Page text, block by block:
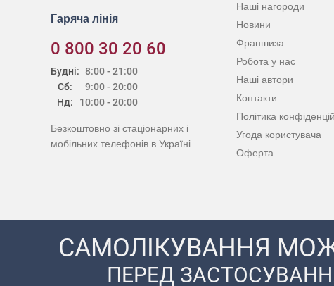
Гаряча лінія
0 800 30 20 60
Будні:
Сб:
Нд:
8:00 - 21:00
9:00 - 20:00
10:00 - 20:00
Безкоштовно зі стаціонарних і
мобільних телефонів в Україні
Наші нагороди
Новини
Франшиза
Робота у нас
Наші автори
Контакти
Політика
Угода користувача
Оферта
САМОЛІКУВАННЯ
ПЕРЕД